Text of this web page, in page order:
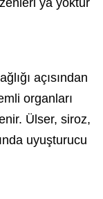
ya yoktur
açısından
organları
Ülser, siroz,
uyuşturucu